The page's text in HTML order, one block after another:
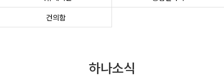
건의함
하나소식